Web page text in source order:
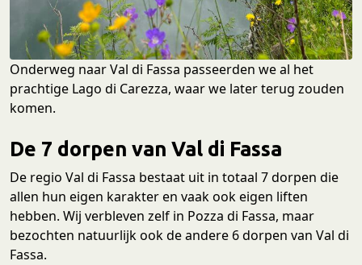
Onderweg naar Val di Fassa passeerden we al het
prachtige Lago di Carezza, waar we later terug zouden
komen.
De 7 dorpen van Val di Fassa
De regio Val di Fassa bestaat uit in totaal 7 dorpen die
allen hun eigen karakter en vaak ook eigen liften
hebben. Wij verbleven zelf in Pozza di Fassa, maar
bezochten natuurlijk ook de andere 6 dorpen van Val di
Fassa.